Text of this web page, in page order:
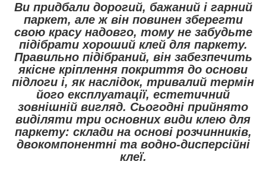
Ви придбали дорогий, бажаний і гарний
паркет, але ж він повинен зберегти
свою красу надовго, тому не забудьте
підібрати хороший клей для паркету.
Правильно підібраний, він забезпечить
якісне кріплення покриття до основи
підлоги і, як наслідок, тривалий термін
його експлуатації, естетичний
зовнішній вигляд. Сьогодні прийнято
виділяти три основних види клею для
паркету: склади на основі розчинників,
двокомпонентні та водно-дисперсійні
клеї.